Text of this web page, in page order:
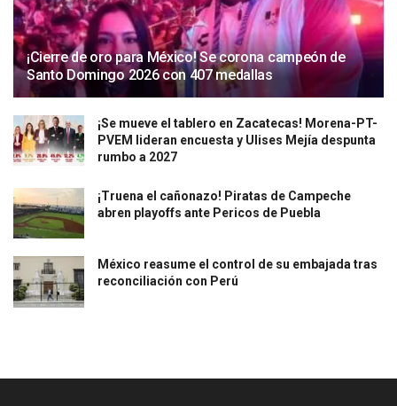
¡Cierre de oro para México! Se corona campeón de
Santo Domingo 2026 con 407 medallas
¡Se mueve el tablero en Zacatecas! Morena-PT-
PVEM lideran encuesta y Ulises Mejía despunta
rumbo a 2027
¡Truena el cañonazo! Piratas de Campeche
abren playoffs ante Pericos de Puebla
México reasume el control de su embajada tras
reconciliación con Perú